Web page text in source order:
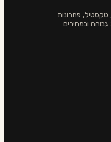
פתרונות
גבוהה ובמחירים